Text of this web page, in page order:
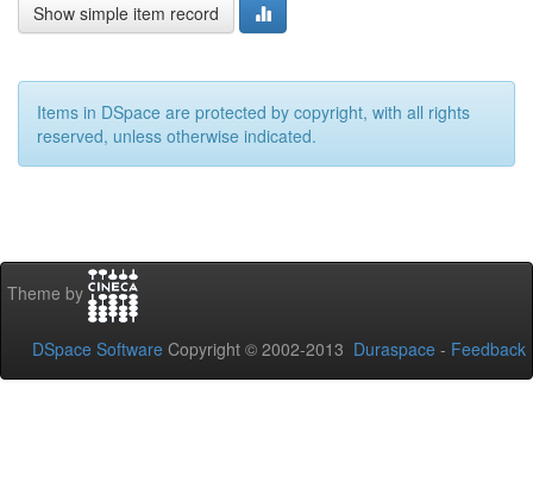
Show simple item record
Items in DSpace are protected by copyright, with all rights
reserved, unless otherwise indicated.
Theme by
DSpace Software Copyright © 2002-2013 Duraspace - Feedback